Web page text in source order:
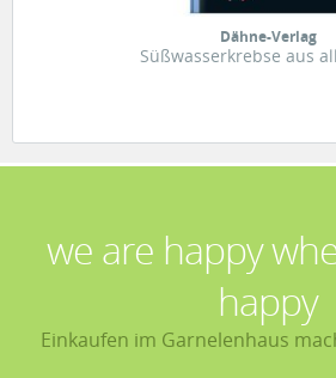
Dähne-Verlag
Süßwasserkrebse aus
we are happy
happy
Einkaufen im Garnelenhaus